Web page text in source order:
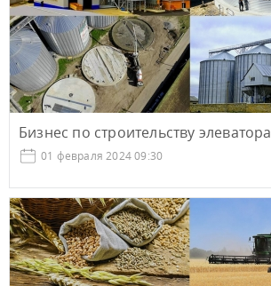
Бизнес по строительству элеватора
01 февраля 2024 09:30